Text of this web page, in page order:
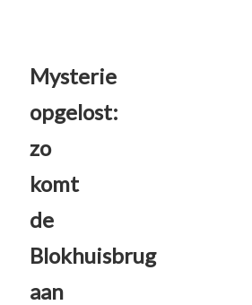
Mysterie
opgelost:
zo
komt
de
Blokhuisbrug
aan